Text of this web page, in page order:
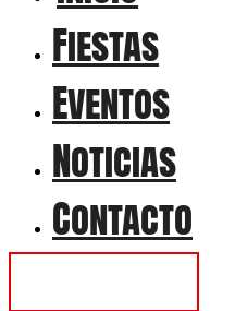
Fiestas
Eventos
Noticias
Contacto